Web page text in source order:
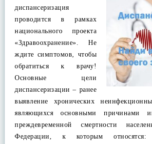
диспансеризация
проводится в рамках
национального проекта
«Здравоохранение». Не
ждите симптомов, чтобы
обратиться к врачу!
Основные цели
диспансеризации – ранее
выявление хронических
являющихся основными причинами
преждевременной смертности
Федерации, к которым